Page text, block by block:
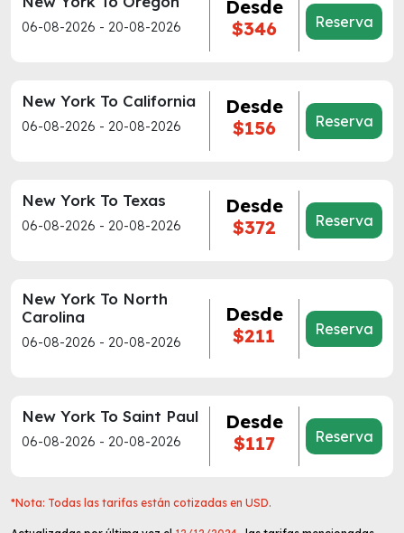
06-08-2026 - 20-08-2026
Desde
$346
Reserva
New York To California
06-08-2026 - 20-08-2026
Desde
$156
Reserva
New York To Texas
06-08-2026 - 20-08-2026
Desde
$372
Reserva
New York To North
Carolina
06-08-2026 - 20-08-2026
Desde
$211
Reserva
New York To Saint Paul
06-08-2026 - 20-08-2026
Desde
$117
Reserva
*Nota: Todas las tarifas están cotizadas en USD.